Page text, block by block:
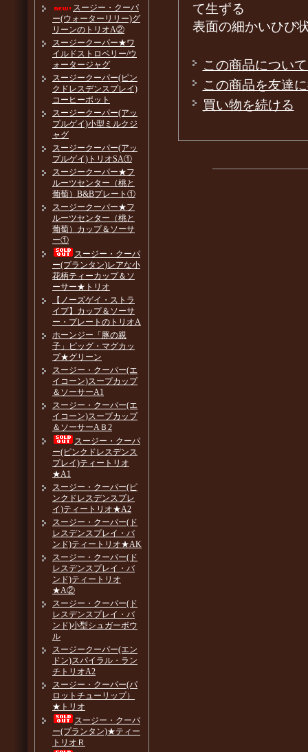
て生ずる
表面の細かいひび
この商品につい
この商品を友達
買い物を続ける
スージー・クーパ
ー(ウォーターリリー)グ
リーンのトリオA②
スージークーパー★ワ
イルドストロベリー/ウ
ォータージャグ
スージークーパー(ピン
クドレスデンスプレイ)
コーヒーポット
スージークーパー(アッ
プルゲイ)小型ミルクジ
ャグ
スージークーパー(アッ
プルゲイ)トリオSA①
スージークーパー★フ
ルーツセンター（桃と
葡萄）B&Bプレート①
スージークーパー★フ
ルーツセンター（桃と
葡萄）カップ＆ソーサ
ー①
スージー・クーパ
ー(プランタン)レアな小
花柄ティーカップ＆ソ
ーサー★トリオ
【ノーズゲイ・ストラ
イプ】カップ＆ソーサ
ー・プレートのトリオA
ホーンジー「豚の親
子」ピッグ・マグカッ
プ★グリーン
スージー・クーパー(エ
イコーン)スープカップ
＆ソーサーA1
スージー・クーパー(エ
イコーン)スープカップ
＆ソーサーAＢ2
スージー・クーパ
ー(ピンクドレスデンス
プレイ)ティートリオ
★A1
スージー・クーパー(ピ
ンクドレスデンスプレ
イ)ティートリオ★A2
スージー・クーパー(ド
レスデンスプレイ・バ
ンド)ティートリオ★AK
スージー・クーパー(ド
レスデンスプレイ・バ
ンド)ティートリオ
★A②
スージー・クーパー(ド
レスデンスプレイ・バ
ンド)小型シュガーボウ
ル
スージークーパー(エン
ドン)スパイラル・ラン
チトリオA2
スージー・クーパー(パ
ロットチューリップ）
★トリオ
スージー・クーパ
ー(プランタン)★ティー
トリオＲ